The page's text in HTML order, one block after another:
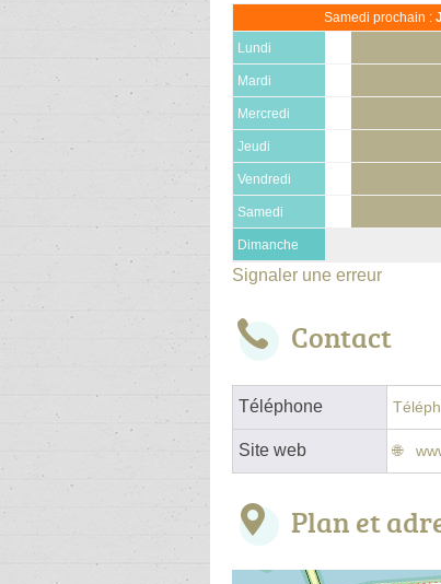
Samedi prochain :
Lundi
Mardi
Mercredi
Jeudi
Vendredi
Samedi
Dimanche
Signaler une erreur
Contact
Téléphone
Site web
Plan et